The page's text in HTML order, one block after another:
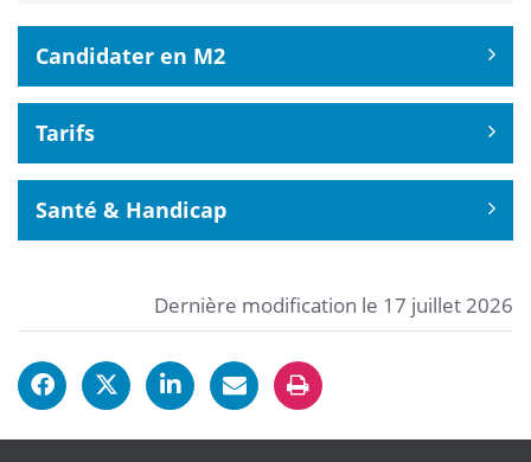
Candidater en M2
Tarifs
Santé & Handicap
Dernière modification le 17 juillet 2026